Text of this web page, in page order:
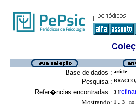
Base de dados : article
Pesquisa :
Refer�ncias encontradas : 3 [refinar
Mostrando: 1 .. 3 no